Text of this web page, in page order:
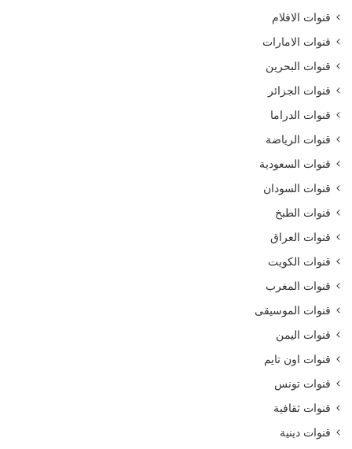
قنوات الافلام
قنوات الامارات
قنوات البحرين
قنوات الجزائر
قنوات الدراما
قنوات الرياضة
قنوات السعودية
قنوات السودان
قنوات الطبخ
قنوات العراق
قنوات الكويت
قنوات المغرب
قنوات الموسيقى
قنوات اليمن
قنوات اون تايم
قنوات تونس
قنوات ثقافية
قنوات دينية